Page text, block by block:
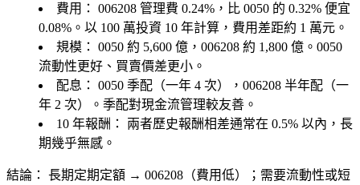
費用： 006208 管理費 0.24%，比 0050 的 0.32% 便宜
0.08%。以 100 萬投資 10 年計算，費用差距約 1 萬元。
規模： 0050 約 5,600 億，006208 約 1,800 億。0050
流動性更好、買賣價差更小。
配息： 0050 季配（一年 4 次），006208 半年配（一
年 2 次）。季配對現金流管理較友善。
10 年報酬：
兩者歷史報酬相差通常在 0.5% 以內，長
期幾乎無感。
結論： 長期定期定額 → 006208（費用低）；需要流動性或短